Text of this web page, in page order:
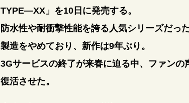
TYPE―XX」を10日に発売する。
防水性や耐衝撃性能を誇る人気シリーズだっ
製造をやめており、新作は9年ぶり。
3Gサービスの終了が来春に迫る中、ファン
復活させた。